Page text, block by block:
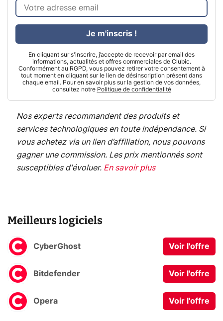
En cliquant sur s'inscrire, j’accepte de recevoir par email des
informations, actualités et offres commerciales de Clubic.
Conformément au RGPD, vous pouvez retirer votre consentement à
tout moment en cliquant sur le lien de désinscription présent dans
chaque email. Pour en savoir plus sur la gestion de vos données,
consultez notre Politique de confidentialité
Je m'inscris !
Nos experts recommandent des produits et
services technologiques en toute indépendance. Si
vous achetez via un lien d’affiliation, nous pouvons
gagner une commission. Les prix mentionnés sont
susceptibles d'évoluer. En savoir plus
Meilleurs logiciels
CyberGhost Voir l'offre
Bitdefender Voir l'offre
Opera Voir l'offre